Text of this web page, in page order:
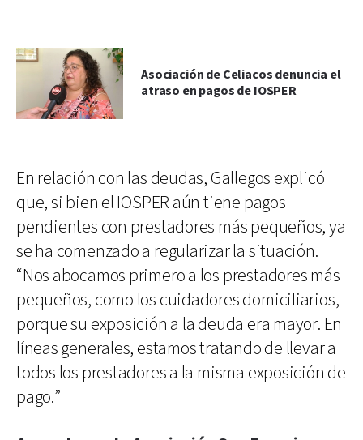
Asociación de Celiacos denuncia el
atraso en pagos de IOSPER
En relación con las deudas, Gallegos explicó
que, si bien el IOSPER aún tiene pagos
pendientes con prestadores más pequeños, ya
se ha comenzado a regularizar la situación.
“Nos abocamos primero a los prestadores más
pequeños, como los cuidadores domiciliarios,
porque su exposición a la deuda era mayor. En
líneas generales, estamos tratando de llevar a
todos los prestadores a la misma exposición de
pago.”